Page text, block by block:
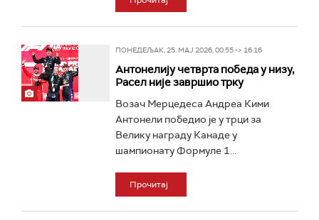
ПОНЕДЕЉАК, 25. МАЈ 2026, 00:55 -> 16:16
Антонелију четврта победа у низу,
Расел није завршио трку
Возач Мерцедеса Андреа Кими
Антонели победио је у трци за
Велику награду Канаде у
шампионату Формуле 1...
Прочитај